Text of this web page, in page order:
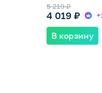
4 019 ₽
5 219 ₽
В корзину